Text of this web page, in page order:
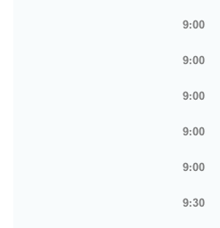
9:00
9:00
9:00
9:00
9:00
9:30